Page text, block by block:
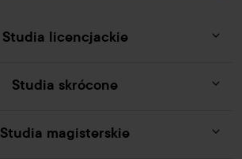
Studia licencjackie
Studia skrócone
Studia magisterskie